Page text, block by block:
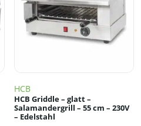
HCB
HCB Griddle – glatt –
Salamandergrill – 55 cm – 230V
– Edelstahl